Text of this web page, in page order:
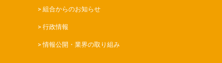
組合からのお知らせ
行政情報
情報公開・業界の取り組み